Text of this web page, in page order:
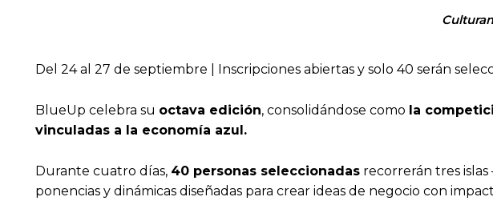
Del 24 al 27 de septiembre | Inscripciones abiertas y solo 40 serán
BlueUp celebra su octava edición, consolidándose como la
vinculadas a la economía azul.
Durante cuatro días, 40 personas seleccionadas recorrerán tres
ponencias y dinámicas diseñadas para crear ideas de negocio con